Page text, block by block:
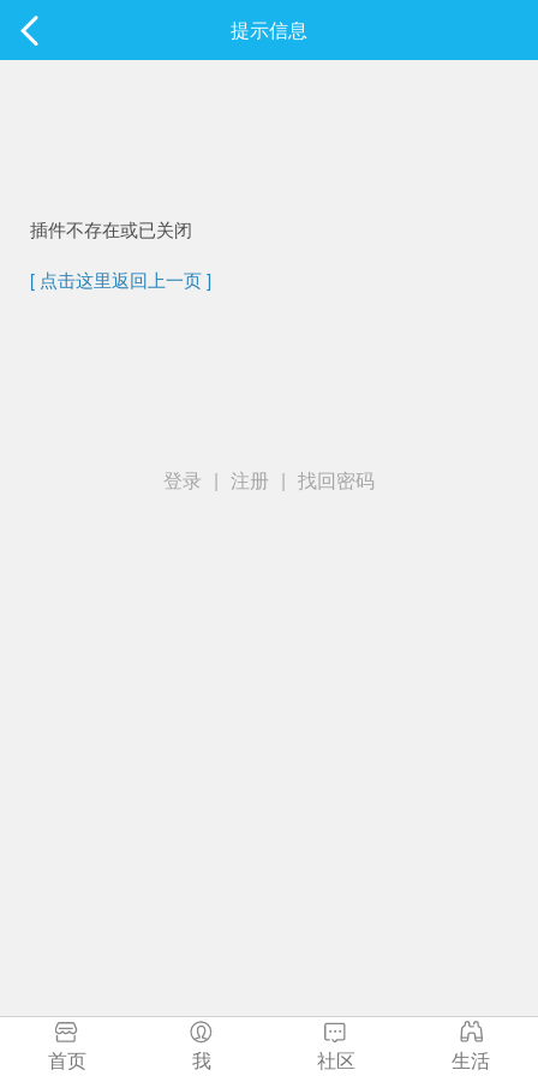
最新发表
提示信息
插件不存在或已关闭
[ 点击这里返回上一页 ]
登录 | 注册 | 找回密码
首页 我 社区 生活